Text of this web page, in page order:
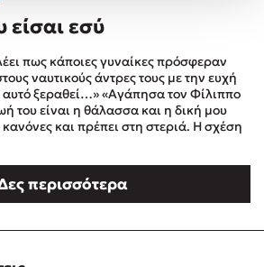
αληθινά γεγονότα!
σου ταιριάζει για το καλοκαίρι;
στις οθόνες δεν είναι «το πρόβλημα»
αλλά την αγνοείς
Η Δρ. Δανάη Δεληγεώργη
Μια ξενάγηση στον Άδη της
BBQ pizza από τον Άκη
είσαι εσύ
πως κάποιες γυναίκες πρόσφεραν
ναυτικούς άντρες τους με την ευχή
ξεραθεί…» «Αγάπησα τον Φίλιππο
του είναι η θάλασσα και η δική μου
και πρέπει στη στεριά. Η σχέση
περισσότερα